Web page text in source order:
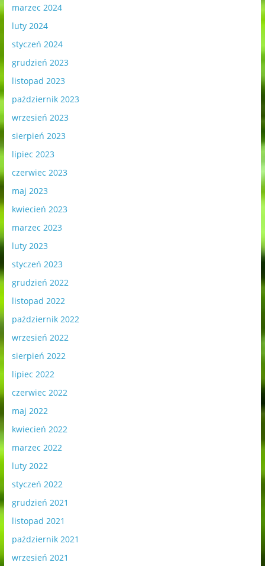
marzec 2024
luty 2024
styczeń 2024
grudzień 2023
listopad 2023
październik 2023
wrzesień 2023
sierpień 2023
lipiec 2023
czerwiec 2023
maj 2023
kwiecień 2023
marzec 2023
luty 2023
styczeń 2023
grudzień 2022
listopad 2022
październik 2022
wrzesień 2022
sierpień 2022
lipiec 2022
czerwiec 2022
maj 2022
kwiecień 2022
marzec 2022
luty 2022
styczeń 2022
grudzień 2021
listopad 2021
październik 2021
wrzesień 2021